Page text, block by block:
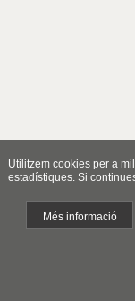
Utilitzem cookies per a
estadístiques. Si
Més informació